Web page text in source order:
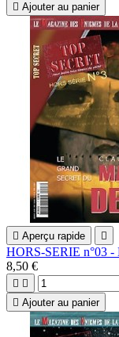
 Ajouter au panier
 Aperçu rapide 
HORS-SERIE n°03 -
8,50 €
 
 Ajouter au panier